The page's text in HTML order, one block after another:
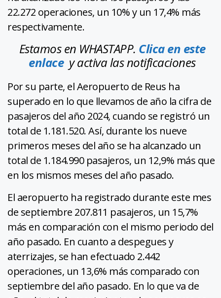
22.272 operaciones, un 10% y un 17,4% más
respectivamente.
Estamos en WHASTAPP. Clica en este
enlacey activa las notificaciones
Por su parte, el Aeropuerto de Reus ha
superado en lo que llevamos de año la cifra de
pasajeros del año 2024, cuando se registró un
total de 1.181.520. Así, durante los nueve
primeros meses del año se ha alcanzado un
total de 1.184.990 pasajeros, un 12,9% más que
en los mismos meses del año pasado.
El aeropuerto ha registrado durante este mes
de septiembre 207.811 pasajeros, un 15,7%
más en comparación con el mismo periodo del
año pasado. En cuanto a despegues y
aterrizajes, se han efectuado 2.442
operaciones, un 13,6% más comparado con
septiembre del año pasado. En lo que va de